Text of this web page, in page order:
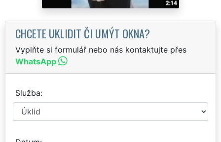
CHCETE UKLIDIT ČI UMÝT OKNA?
Vyplňte si formulář nebo nás kontaktujte přes
WhatsApp
Služba